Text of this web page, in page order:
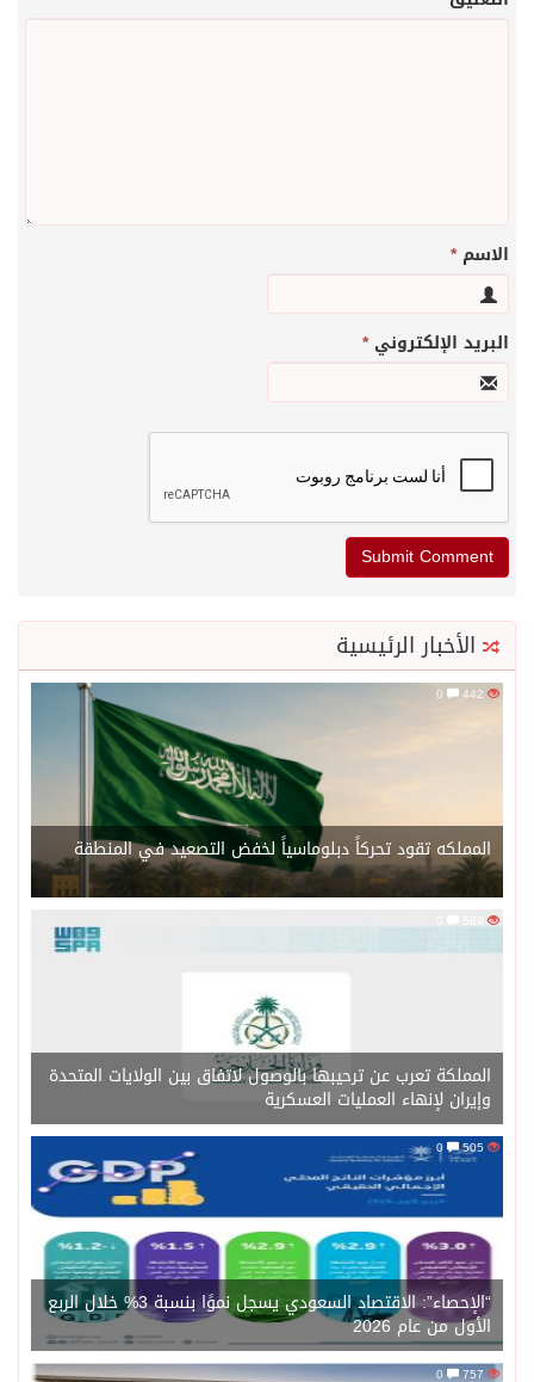
الاسم*
البريد الإلكتروني*
الأخبار الرئيسية
المملكه تقود تحركاً دبلوماسياً لخفض التصعيد في المنطقة
589
المملكة تعرب عن ترحيبها بالوصول لاتفاق بين الولايات المتحدة
وإيران لإنهاء العمليات العسكرية
505
“الإحصاء”: الاقتصاد السعودي يسجل نموًا بنسبة 3% خلال الربع
الأول من عام 2026
757
0